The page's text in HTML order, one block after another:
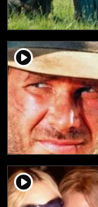
player2
player2